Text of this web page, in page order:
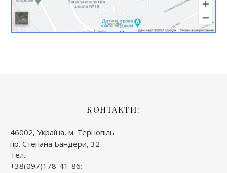
КОНТАКТИ:
46002, Україна, м. Тернопіль
пр. Степана Бандери, 32
Тел.:
+38(097)178-41-86;